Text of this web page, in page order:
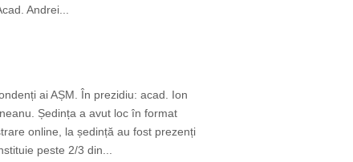
Andrei...
ai AȘM. În prezidiu: acad. Ion
Ședința a avut loc în format
online, la ședință au fost prezenți
peste 2/3 din...